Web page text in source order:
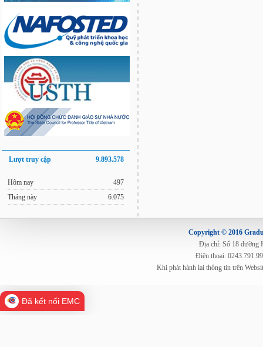
Lượt truy cập 9.893.578
Hôm nay
Tháng này
497
6.075
Copyright © 2016
Địa chỉ: Số 18 đường
Điện thoại:
Khi phát hành lại thông tin trên
Đã kết nối EMC